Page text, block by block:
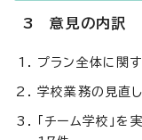
3 意見の内訳
プラン全体に関
学校業務の見直
「チーム学校」を